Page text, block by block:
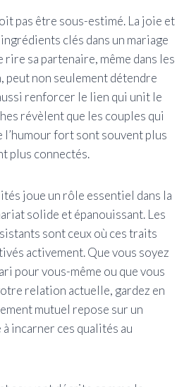
pas être sous-estimé. La joie et
clés dans un mariage
rire sa partenaire, même dans les
peut non seulement détendre
renforcer le lien qui unit le
révèlent que les couples qui
l’humour fort sont souvent plus
plus connectés.
joue un rôle essentiel dans la
solide et épanouissant. Les
sont ceux où ces traits
activement. Que vous soyez
pour vous-même ou que vous
relation actuelle, gardez en
mutuel repose sur un
incarner ces qualités au